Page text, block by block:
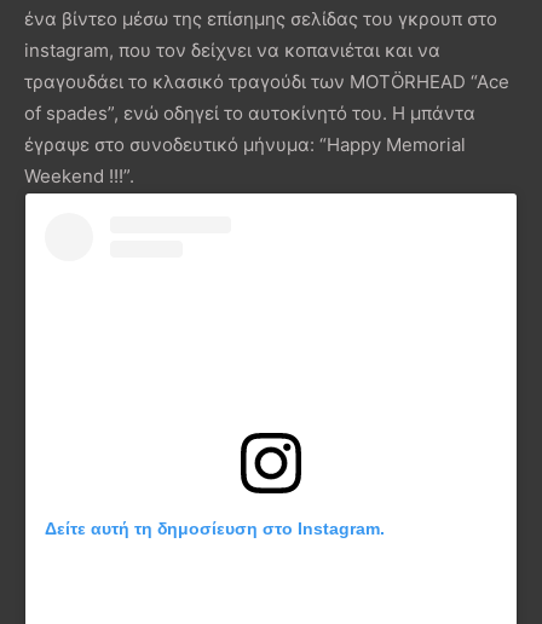
ένα βίντεο μέσω της επίσημης σελίδας του γκρουπ στο
instagram, που τον δείχνει να κοπανιέται και να
τραγουδάει το κλασικό τραγούδι των MOTÖRHEAD “Ace
of spades”, ενώ οδηγεί το αυτοκίνητό του. Η μπάντα
έγραψε στο συνοδευτικό μήνυμα: “Happy Memorial
Weekend !!!”.
Δείτε αυτή τη δημοσίευση στο Instagram.